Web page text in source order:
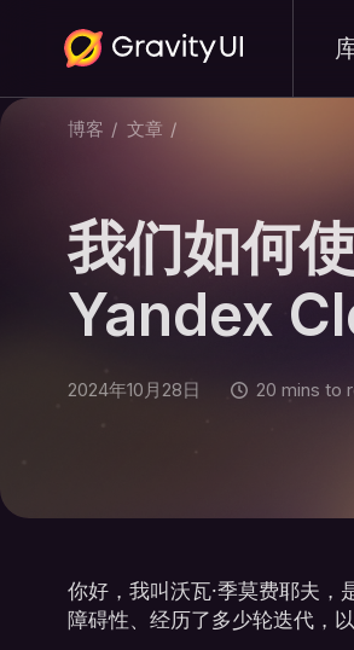
博客 / 文章 /
我们如何
Yandex
2024年10月28日 20 mins to
你好，我叫沃瓦·季莫费耶夫
障碍性、经历了多少轮迭代，